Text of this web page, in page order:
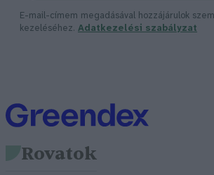
E-mail-címem megadásával hozzájárulok
kezeléséhez. Adatkezelési szabályzat
Rovatok